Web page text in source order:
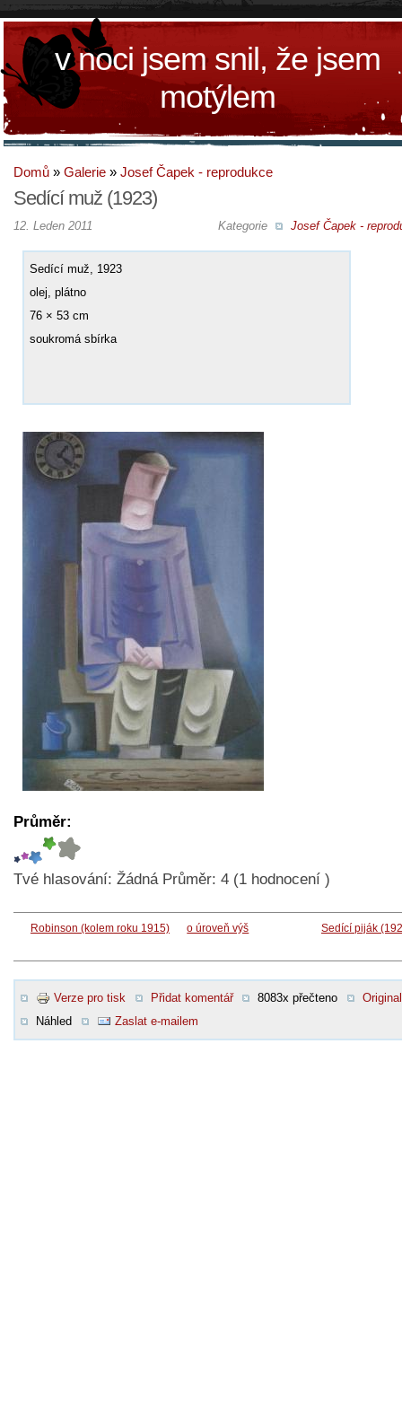
v noci jsem snil, že jsem
motýlem
Domů » Galerie » Josef Čapek - reprodukce
Sedící muž (1923)
Kategorie Josef Čapek -
12. Leden 2011
Sedící muž, 1923
olej, plátno
76 × 53 cm
soukromá sbírka
Průměr:
Tvé hlasování: Žádná Průměr: 4 (1 hodnocení )
Robinson (kolem roku 1915) o úroveň výš Sedící piják
Verze pro tisk Přidat komentář 8083x přečteno
Original
Náhled
Zaslat e-mailem